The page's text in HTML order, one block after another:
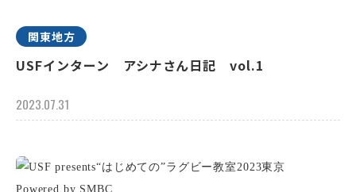
関東地方
USFインターン アシナさん日記 vol.1
2023.07.31